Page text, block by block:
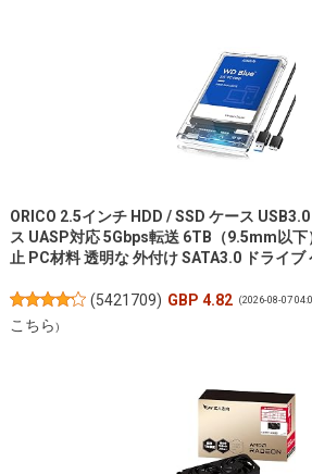
ORICO 2.5インチ HDD / SSD ケース
ス UASP対応 5Gbps転送 6TB（9.5mm以
止 PC材料 透明な 外付け SATA3.0 ドライブ
(5421709) GBP 4.82 (2026-08-07
こちら)